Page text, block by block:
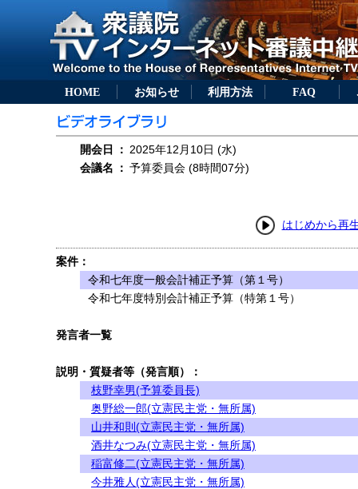
HOME お知らせ 利用方法 FAQ
開会日 ： 2025年12月10日 (水)
会議名
： 予算委員会 (8時間07分)
はじめから再
案件：
令和七年度一般会計補正予算（第１号）
令和七年度特別会計補正予算（特第１号）
発言者一覧
説明・質疑者等（発言順）：
枝野幸男(予算委員長)
奥野総一郎(立憲民主党・無所属)
山井和則(立憲民主党・無所属)
酒井なつみ(立憲民主党・無所属)
稲富修二(立憲民主党・無所属)
今井雅人(立憲民主党・無所属)